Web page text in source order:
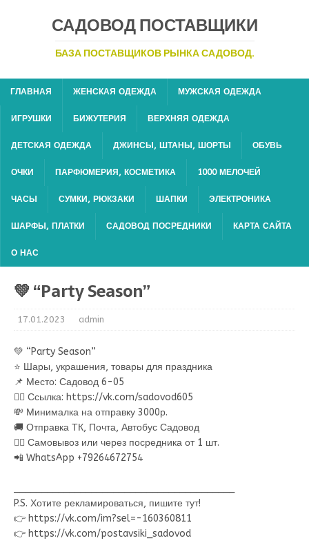
САДОВОД ПОСТАВЩИКИ
БАЗА ПОСТАВЩИКОВ РЫНКА САДОВОД.
ГЛАВНАЯ ЖЕНСКАЯ ОДЕЖДА МУЖСКАЯ ОДЕЖДА
ИГРУШКИ БИЖУТЕРИЯ ВЕРХНЯЯ ОДЕЖДА
ДЕТСКАЯ ОДЕЖДА ДЖИНСЫ, ШТАНЫ, ШОРТЫ ОБУВЬ
ОЧКИ ПАРФЮМЕРИЯ, КОСМЕТИКА 1000 МЕЛОЧЕЙ
ЧАСЫ СУМКИ, РЮКЗАКИ ШАПКИ ЭЛЕКТРОНИКА
ШАРФЫ, ПЛАТКИ САДОВОД ПОСРЕДНИКИ КАРТА САЙТА
О НАС
💚 “Party Season”
17.01.2023 admin
💚 “Party Season”
⭐ Шары, украшения, товары для праздника
📌 Место: Садовод 6-05
👉🏻 Ссылка: https://vk.com/sadovod605
💸 Минималка на отправку 3000р.
🚚 Отправка ТК, Почта, Автобус Садовод
🚶‍♀ Самовывоз или через посредника от 1 шт.
📲 WhatsApp +79264672754
P.S. Хотите рекламироваться, пишите тут!
👉 https://vk.com/im?sel=-160360811
👉 https://vk.com/postavsiki_sadovod